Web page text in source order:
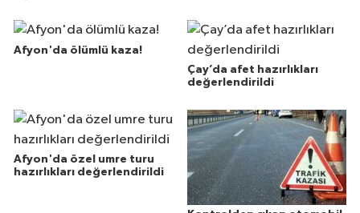
Afyon'da ölümlü kaza!
Çay’da afet hazırlıkları
değerlendirildi
Afyon'da özel umre turu
hazırlıkları değerlendirildi